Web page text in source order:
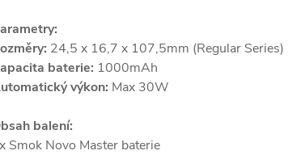
24,5 x 16,7 x 107,5mm (Regular Series)
baterie: 1000mAh
výkon: Max 30W
balení:
Smok Novo Master baterie